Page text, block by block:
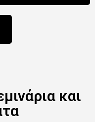
και